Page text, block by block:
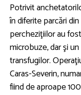
Potrivit
în diferite parcări
percheziţiilor au
microbuze, dar şi
transfugilor.
Caras-Severin,
fiind de aproape